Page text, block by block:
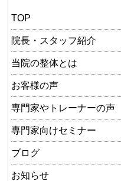
TOP
院長・スタッフ紹介
当院の整体とは
お客様の声
専門家やトレーナーの声
専門家向けセミナー
ブログ
お知らせ